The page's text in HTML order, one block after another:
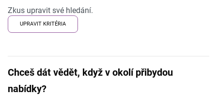
Zkus upravit své hledání.
UPRAVIT KRITÉRIA
Chceš dát vědět, když v okolí přibydou
nabídky?